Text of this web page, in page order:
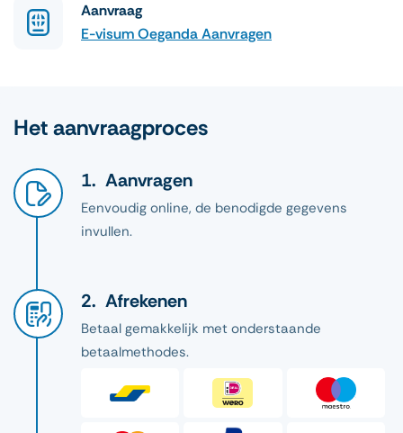
Aanvraag
E-visum Oeganda Aanvragen
Het aanvraagproces
Aanvragen
Eenvoudig online, de benodigde gegevens
invullen.
Afrekenen
Betaal gemakkelijk met onderstaande
betaalmethodes.